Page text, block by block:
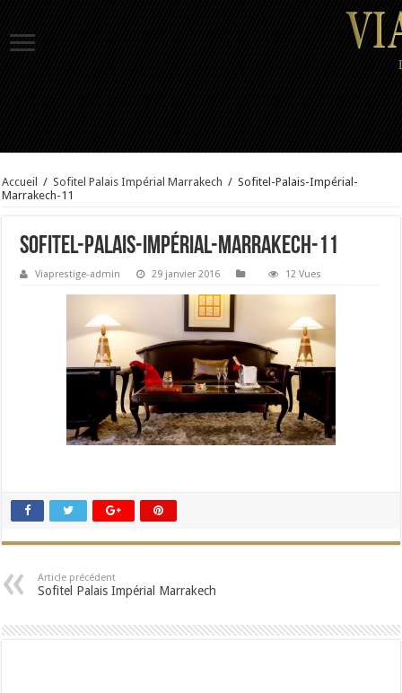
Accueil / Sofitel Palais Impérial Marrakech / Sofitel-Palais-Impérial-
Marrakech-11
Sofitel-Palais-Impérial-Marrakech-11
Viaprestige-admin 29 janvier 2016 12 Vues
Article précédent
Sofitel Palais Impérial Marrakech